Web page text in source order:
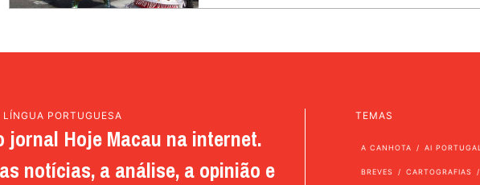
PORTUGUESA
jornal Hoje Macau na internet.
notícias, a análise, a opinião e
TEMAS
A CANHOTA AI PORTUGAL
BREVES CARTOGRAFIAS